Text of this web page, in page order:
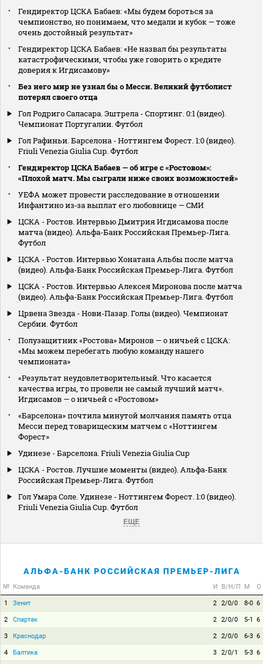
Гендиректор ЦСКА Бабаев: «Мы будем бороться за
чемпионство, но понимаем, что медали и кубок — тоже
очень достойный результат»
Гендиректор ЦСКА Бабаев: «Не назвал бы результаты
катастрофическими, чтобы уже говорить о кредите
доверия к Игдисамову»
Без него мир не узнал бы о Месси. Великий футболист
потерял своего отца
Гол Родриго Саласара. Эштрела - Спортинг. 0:1 (видео).
Чемпионат Португалии. Футбол
Гол Рафиньи. Барселона - Ноттингем Форест. 1:0 (видео).
Friuli Venezia Giulia Cup. Футбол
Гендиректор ЦСКА Бабаев — об игре с «Ростовом»:
«Плохой матч. Мы сыграли ниже своих возможностей»
УЕФА может провести расследование в отношении
Инфантино из‑за выплат его любовнице — СМИ
ЦСКА - Ростов. Интервью Дмитрия Игдисамова после
матча (видео). Альфа-Банк Российская Премьер-Лига.
Футбол
ЦСКА - Ростов. Интервью Хонатана Альбы после матча
(видео). Альфа-Банк Российская Премьер-Лига. Футбол
ЦСКА - Ростов. Интервью Алексея Миронова после матча
(видео). Альфа-Банк Российская Премьер-Лига. Футбол
Црвена Звезда - Нови-Пазар. Голы (видео). Чемпионат
Сербии. Футбол
Полузащитник «Ростова» Миронов — о ничьей с ЦСКА:
«Мы можем перебегать любую команду нашего
чемпионата»
«Результат неудовлетворительный. Что касается
качества игры, то провели не самый лучший матч».
Игдисамов — о ничьей с «Ростовом»
«Барселона» почтила минутой молчания память отца
Месси перед товарищеским матчем с «Ноттингем
Форест»
Удинезе - Барселона. Friuli Venezia Giulia Cup
ЦСКА - Ростов. Лучшие моменты (видео). Альфа-Банк
Российская Премьер-Лига. Футбол
Гол Умара Соле. Удинезе - Ноттингем Форест. 1:0 (видео).
Friuli Venezia Giulia Cup. Футбол
ЕЩЕ
АЛЬФА-БАНК РОССИЙСКАЯ ПРЕМЬЕР-ЛИГА
№ Команда И В/Н/П М О
1 Зенит 2 2/0/0 8-0 6
2 Спартак 2 2/0/0 5-1 6
3 Краснодар 2 2/0/0 6-3 6
4 Балтика 3 2/0/1 5-3 6